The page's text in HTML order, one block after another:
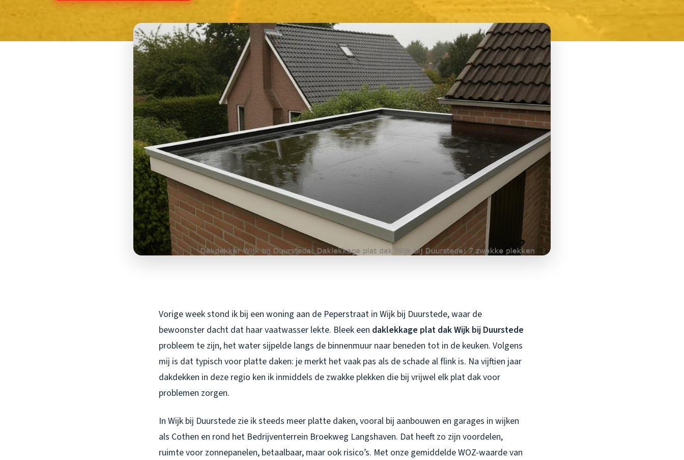
Vorige week stond ik bij een woning aan de Peperstraat in Wijk bij Duurstede, waar de
bewoonster dacht dat haar vaatwasser lekte. Bleek een daklekkage plat dak Wijk bij Duurstede
probleem te zijn, het water sijpelde langs de binnenmuur naar beneden tot in de keuken. Volgens
mij is dat typisch voor platte daken: je merkt het vaak pas als de schade al flink is. Na vijftien jaar
dakdekken in deze regio ken ik inmiddels de zwakke plekken die bij vrijwel elk plat dak voor
problemen zorgen.
In Wijk bij Duurstede zie ik steeds meer platte daken, vooral bij aanbouwen en garages in wijken
als Cothen en rond het Bedrijventerrein Broekweg Langshaven. Dat heeft zo zijn voordelen,
ruimte voor zonnepanelen, betaalbaar, maar ook risico’s. Met onze gemiddelde WOZ-waarde van